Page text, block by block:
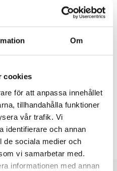
Om
cookies
för att anpassa innehållet
tillhandahålla funktioner
vår trafik. Vi
identifierare och annan
de sociala medier och
vi samarbetar med.
informationen med annan
Hämta
köpte också